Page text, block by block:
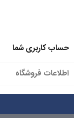
حساب کاربری شما
اطلاعات فروشگاه